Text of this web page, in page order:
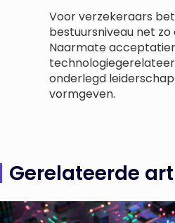
Voor verzekeraars
bestuursniveau net
Naarmate
onderlegd
vormgeven.
Gerelateerde